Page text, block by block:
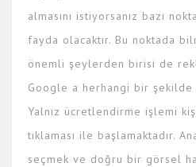
almasını istiyorsanız bazı
fayda olacaktır. Bu noktada
önemli şeylerden birisi de
Google a herhangi bir
Yalnız ücretlendirme işlemi
tıklaması ile başlamaktadır.
seçmek ve doğru bir görsel